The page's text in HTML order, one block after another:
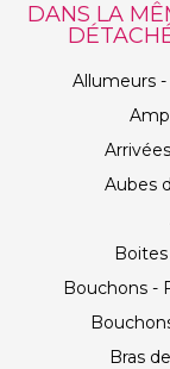
DANS LA
Allumeurs
Aubes
Bouchons -
Bras